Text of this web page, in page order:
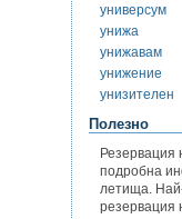
универсум
унижа
унижавам
унижение
унизителен
Полезно
Резервация
подробна
летища.
резервация